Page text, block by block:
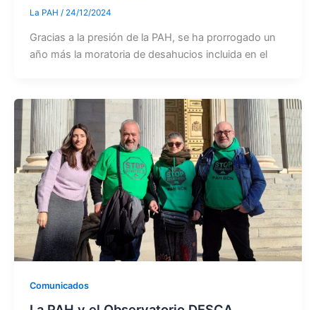
La PAH / 24/12/2024
Gracias a la presión de la PAH, se ha prorrogado un
año más la moratoria de desahucios incluida en el
Comunicados